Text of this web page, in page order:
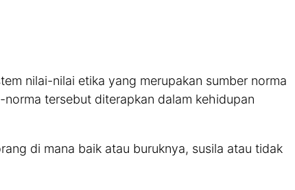
nilai-nilai etika yang merupakan sumber norma
tersebut diterapkan dalam kehidupan
di mana baik atau buruknya, susila atau tidak